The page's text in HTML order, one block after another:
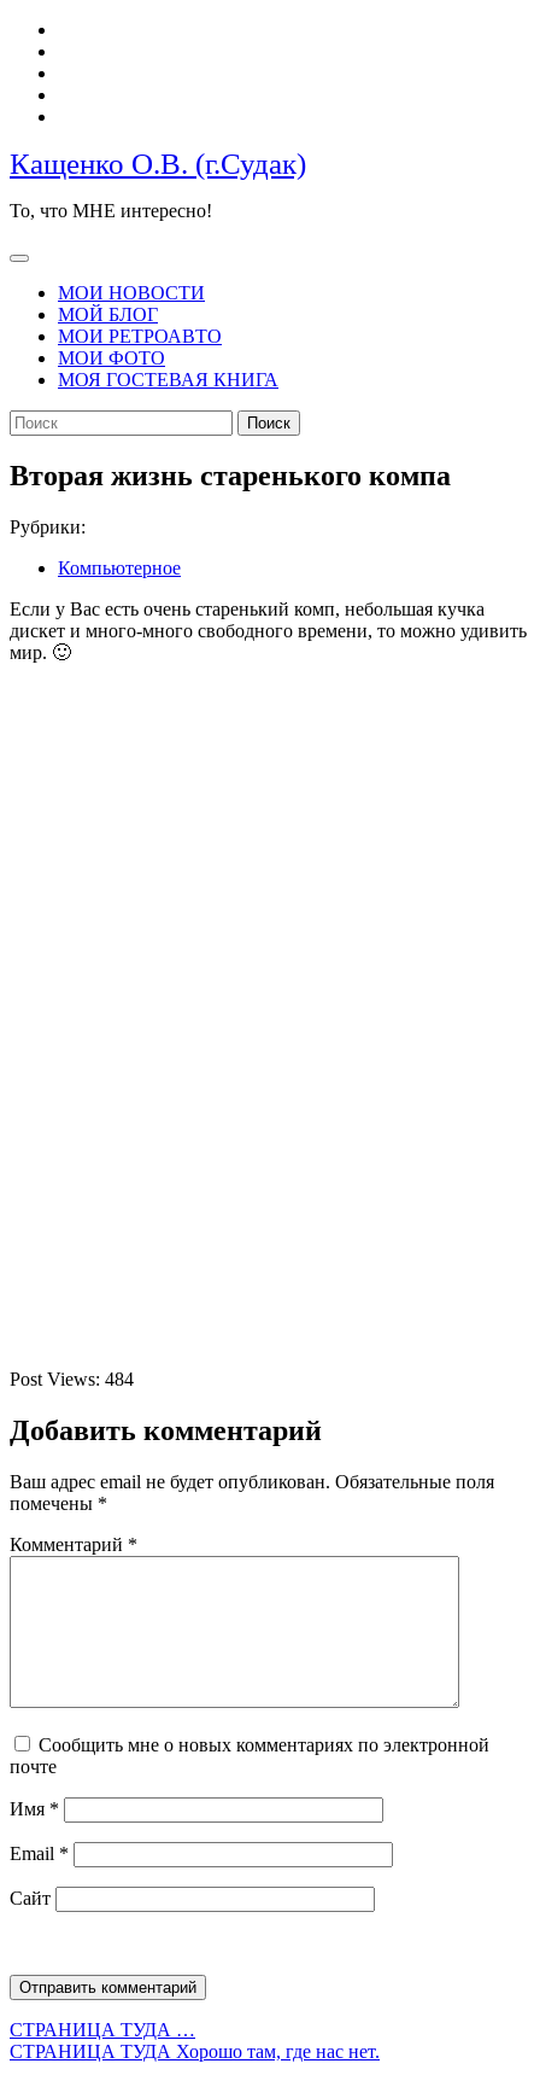
Перейти
содержимому
Кащенко О.В. (г.Судак)
То, что МНЕ интересно!
Кнопка
ОткрытьМОИ НОВОСТИ
МОЙ БЛОГ
МОИ РЕТРОАВТО
МОИ ФОТО
МОЯ ГОСТЕВАЯ КНИГА
КНОПКА
ЗАКРЫТЬ
Найти:
Вторая жизнь старенького компа
Рубрики:
Компьютерное
Если у Вас есть очень старенький комп, небольшая кучка
дискет и много-много свободного времени, то можно удивить
мир. 🙂
Post Views: 484
Добавить комментарий
Ваш адрес email не будет опубликован. Обязательные поля
помечены *
Комментарий *
Сообщить мне о новых комментариях по электронной
почте
Имя *
Email *
Сайт
Навигация
по
СТРАНИЦА ТУДА
запись:
…
СТРАНИЦА ТУДА Следующая
Хорошо там, где нас нет.